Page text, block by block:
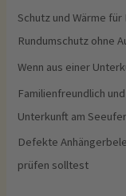
Schutz und Wärme
Rundumschutz ohne
Wenn aus einer
Familienfreundlich
Unterkunft am Seeufer
Defekte
prüfen solltest